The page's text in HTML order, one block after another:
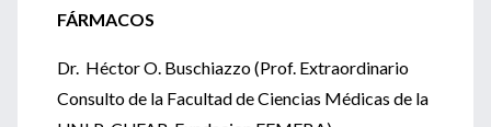
FÁRMACOS
Dr. Héctor O. Buschiazzo (Prof. Extraordinario
Consulto de la Facultad de Ciencias Médicas de la